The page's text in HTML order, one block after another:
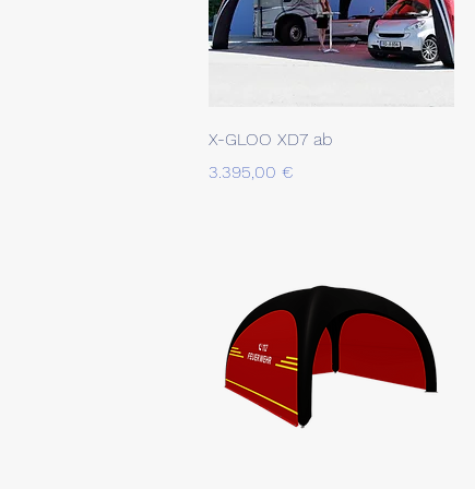
Schnellansicht
X-GLOO XD7 ab
Preis
3.395,00 €